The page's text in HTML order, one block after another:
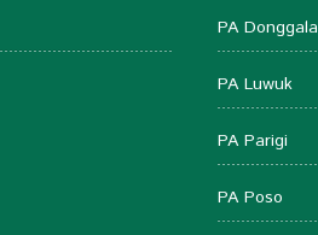
PA Donggala
PA Luwuk
PA Parigi
PA Poso